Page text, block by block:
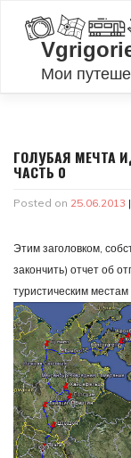
content
ГОЛУБАЯ МЕЧТА
ЧАСТЬ 0
Posted on 25.06.2013 |
Этим заголовком,
закончить) отчет об
туристическим местам